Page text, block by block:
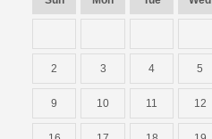
2 3 4 5
9 10 11 12